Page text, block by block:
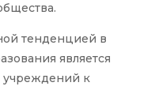
тенденцией в
является
учреждений к